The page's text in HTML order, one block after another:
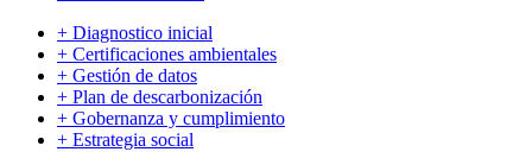
+ Diagnostico inicial
+ Certificaciones ambientales
+ Gestión de datos
+ Plan de descarbonización
+ Gobernanza y cumplimiento
+ Estrategia social